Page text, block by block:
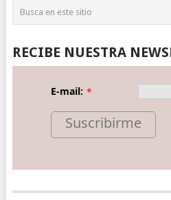
RECIBE NUESTRA
E-mail: *
Suscribirme